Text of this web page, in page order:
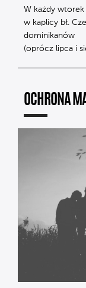
W każdy
w kaplicy bł.
dominikanów
(oprócz lipca i
OCHRONA